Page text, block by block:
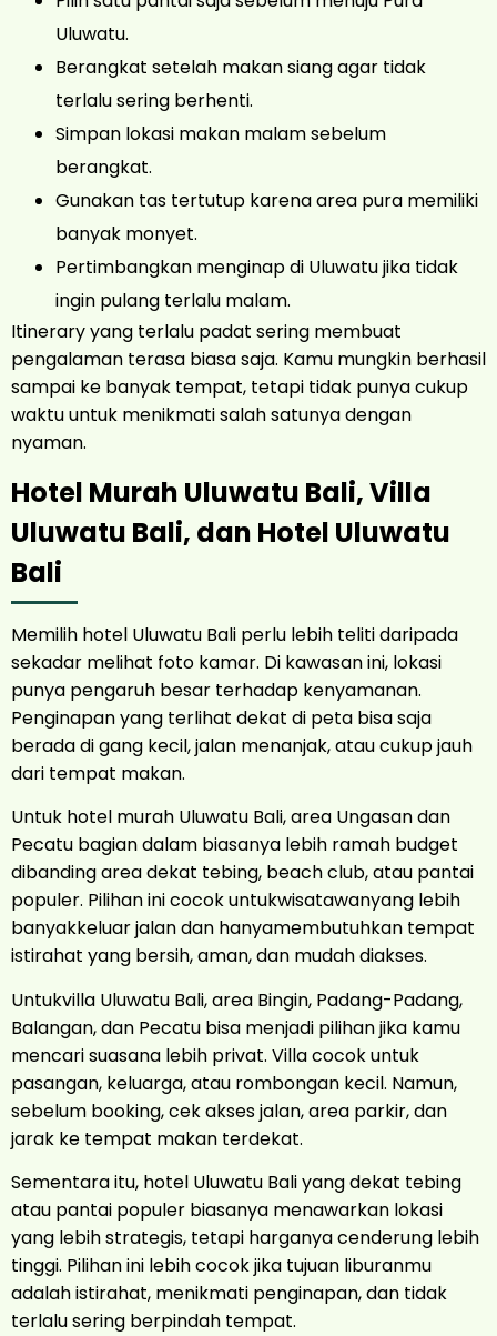
Uluwatu.
Berangkat setelah makan siang agar tidak
terlalu sering berhenti.
Simpan lokasi makan malam sebelum
berangkat.
Gunakan tas tertutup karena area pura memiliki
banyak monyet.
Pertimbangkan menginap di Uluwatu jika tidak
ingin pulang terlalu malam.
Itinerary yang terlalu padat sering membuat
pengalaman terasa biasa saja. Kamu mungkin berhasil
sampai ke banyak tempat, tetapi tidak punya cukup
waktu untuk menikmati salah satunya dengan
nyaman.
Hotel Murah Uluwatu Bali, Villa
Uluwatu Bali, dan Hotel Uluwatu
Bali
Memilih hotel Uluwatu Bali perlu lebih teliti daripada
sekadar melihat foto kamar. Di kawasan ini, lokasi
punya pengaruh besar terhadap kenyamanan.
Penginapan yang terlihat dekat di peta bisa saja
berada di gang kecil, jalan menanjak, atau cukup jauh
dari tempat makan.
Untuk hotel murah Uluwatu Bali, area Ungasan dan
Pecatu bagian dalam biasanya lebih ramah budget
dibanding area dekat tebing, beach club, atau pantai
populer. Pilihan ini cocok untukwisatawanyang lebih
banyakkeluar jalan dan hanyamembutuhkan tempat
istirahat yang bersih, aman, dan mudah diakses.
Untukvilla Uluwatu Bali, area Bingin, Padang-Padang,
Balangan, dan Pecatu bisa menjadi pilihan jika kamu
mencari suasana lebih privat. Villa cocok untuk
pasangan, keluarga, atau rombongan kecil. Namun,
sebelum booking, cek akses jalan, area parkir, dan
jarak ke tempat makan terdekat.
Sementara itu, hotel Uluwatu Bali yang dekat tebing
atau pantai populer biasanya menawarkan lokasi
yang lebih strategis, tetapi harganya cenderung lebih
tinggi. Pilihan ini lebih cocok jika tujuan liburanmu
adalah istirahat, menikmati penginapan, dan tidak
terlalu sering berpindah tempat.